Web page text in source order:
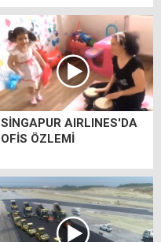
SİNGAPUR AIRLINES'DA
OFİS ÖZLEMİ